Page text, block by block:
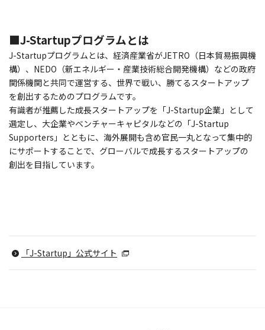
■J-Startupプログラムとは
J-Startupプログラムとは、経済産業省がJETRO（日本貿易振興機
構）、NEDO（新エネルギー・産業技術総合開発機構）などの政府
関係機関と共同で運営する、世界で戦い、勝てるスタートアップ
を創出するためのプログラムです。
有識者が推薦した成長スタートアップを「J-Startup企業」として
選定し、大企業やベンチャーキャピタルなどの「J-Startup
Supporters」とともに、海外展開も含め官民一丸となって集中的
にサポートすることで、グローバルで成長するスタートアップの
創出を目指しています。
「J-Startup」公式サイト